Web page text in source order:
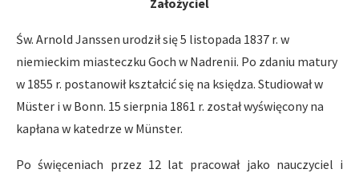
Założyciel
Św. Arnold Janssen urodził się 5 listopada 1837 r. w
niemieckim miasteczku Goch w Nadrenii. Po zdaniu matury
w 1855 r. postanowił kształcić się na księdza. Studiował w
Müster i w Bonn. 15 sierpnia 1861 r. został wyświęcony na
kapłana w katedrze w Münster.
Po święceniach przez 12 lat pracował jako nauczyciel i